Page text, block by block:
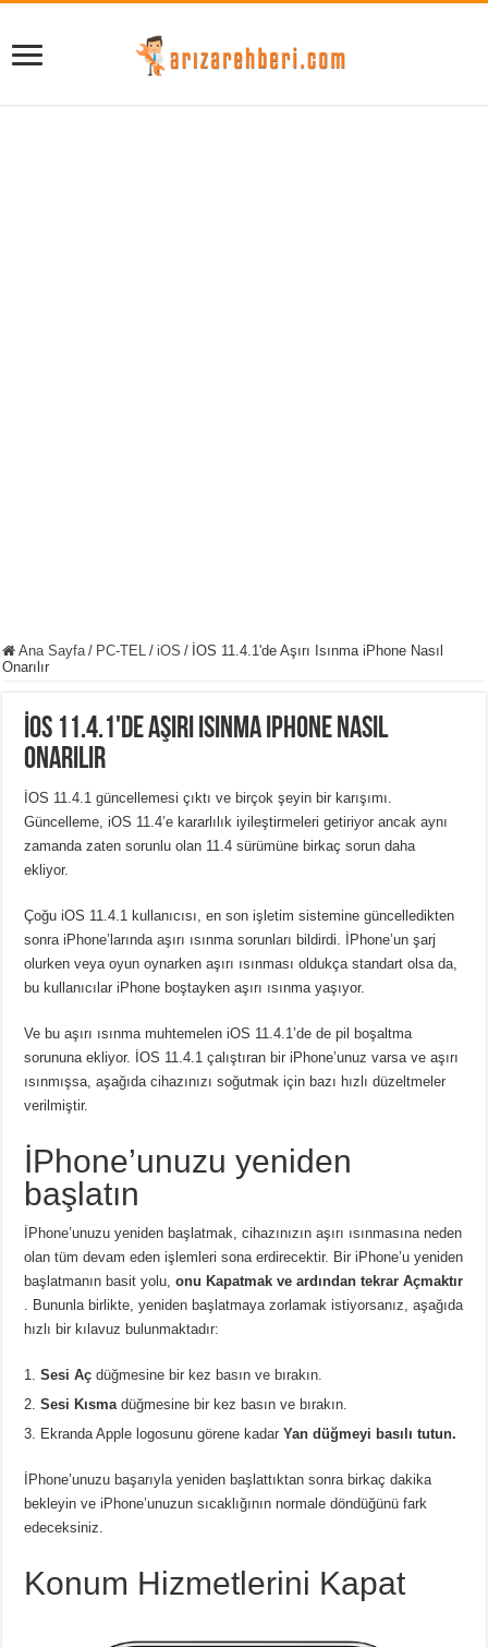
Ana Sayfa / PC-TEL / iOS / İOS 11.4.1'de Aşırı Isınma iPhone Nasıl
Onarılır
İOS 11.4.1'de Aşırı Isınma iPhone Nasıl
Onarılır
İOS 11.4.1 güncellemesi çıktı ve birçok şeyin bir karışımı.
Güncelleme, iOS 11.4’e kararlılık iyileştirmeleri getiriyor ancak aynı
zamanda zaten sorunlu olan 11.4 sürümüne birkaç sorun daha
ekliyor.
Çoğu iOS 11.4.1 kullanıcısı, en son işletim sistemine güncelledikten
sonra iPhone’larında aşırı ısınma sorunları bildirdi. İPhone’un şarj
olurken veya oyun oynarken aşırı ısınması oldukça standart olsa da,
bu kullanıcılar iPhone boştayken aşırı ısınma yaşıyor.
Ve bu aşırı ısınma muhtemelen iOS 11.4.1’de de pil boşaltma
sorununa ekliyor. İOS 11.4.1 çalıştıran bir iPhone’unuz varsa ve aşırı
ısınmışsa, aşağıda cihazınızı soğutmak için bazı hızlı düzeltmeler
verilmiştir.
İPhone’unuzu yeniden
başlatın
İPhone’unuzu yeniden başlatmak, cihazınızın aşırı ısınmasına neden
olan tüm devam eden işlemleri sona erdirecektir. Bir iPhone’u yeniden
başlatmanın basit yolu,onu Kapatmak ve ardından tekrar Açmaktır
. Bununla birlikte, yeniden başlatmaya zorlamak istiyorsanız, aşağıda
hızlı bir kılavuz bulunmaktadır:
Sesi Aç düğmesine bir kez basın ve bırakın.
Sesi Kısma düğmesine bir kez basın ve bırakın.
Ekranda Apple logosunu görene kadarYan düğmeyi basılı tutun.
İPhone’unuzu başarıyla yeniden başlattıktan sonra birkaç dakika
bekleyin ve iPhone’unuzun sıcaklığının normale döndüğünü fark
edeceksiniz.
Konum Hizmetlerini Kapat